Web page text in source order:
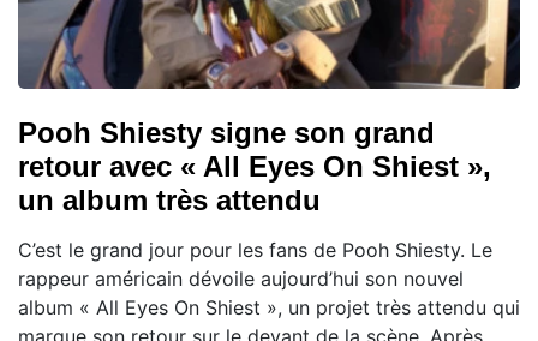
Pooh Shiesty signe son grand
retour avec « All Eyes On Shiest »,
un album très attendu
C’est le grand jour pour les fans de Pooh Shiesty. Le
rappeur américain dévoile aujourd’hui son nouvel
album « All Eyes On Shiest », un projet très attendu qui
marque son retour sur le devant de la scène. Après